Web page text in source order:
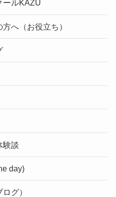
ールKAZU
へ（お役立ち）
験談
day)
グ）